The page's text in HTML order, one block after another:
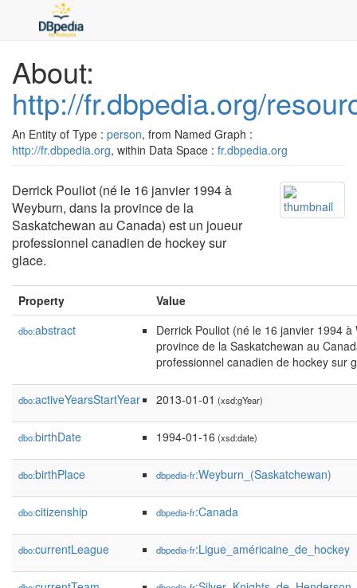
About:
http://fr.dbpedia.org/
An Entity of Type : person, from Named Graph :
http://fr.dbpedia.org, within Data Space : fr.dbpedia.org
Derrick Pouliot (né le 16 janvier 1994 à
Weyburn, dans la province de la
Saskatchewan au Canada) est un joueur
professionnel canadien de hockey sur
glace.
Property Value
dbo:abstract
Derrick Pouliot (né le 16 janvier 1994
province de la Saskatchewan au
professionnel canadien de hockey sur
dbo:activeYearsStartYear 2013-01-01 (xsd:gYear)
dbo:birthDate 1994-01-16 (xsd:date)
dbo:birthPlace dbpedia-fr:Weyburn_(Saskatchewan)
dbo:citizenship dbpedia-fr:Canada
dbo:currentLeague dbpedia-fr:Ligue_américaine_de_hockey